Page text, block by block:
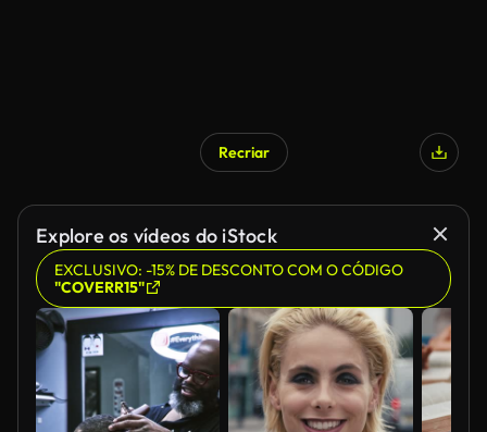
Recriar
Explore os vídeos do iStock
EXCLUSIVO: -15% DE DESCONTO COM O CÓDIGO
"COVERR15"